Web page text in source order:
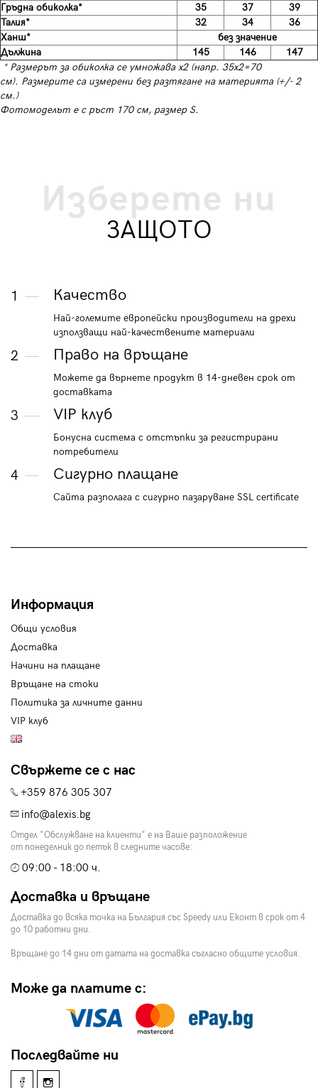
Гръдна обиколка*
35 37
39
Талия*
32 34
36
Ханш*
без значение
Дължина
145 146
147
* Размерът за обиколка се умножава х2 (напр. 35х2=70
см). Размерите са измерени без разтягане на материята (+/- 2
см.)
Фотомоделът е с ръст 170 см, размер S.
Изберете ни
ЗАЩОТО
1 Качество
Най-големите европейски производители на дрехи
използващи най-качествените материали
2 Право на връщане
Можете да върнете продукт в 14-дневен срок от
доставката
3 VIP клуб
Бонусна система с отстъпки за регистрирани
потребители
4 Сигурно плащане
Сайта разполага с сигурно пазаруване SSL certificate
Информация
Общи условия
Доставка
Начини на плащане
Връщане на стоки
Политика за личните данни
VIP клуб
Свържете се с нас
+359 876 305 307
info@alexis.bg
Отдел "Обслужване на клиенти" е на Ваше разположение
от понеделник до петък в следните часове:
09:00 - 18:00 ч.
Доставка и връщане
Доставка до всяка точка на България със Speedy или Еконт в срок от 4
до 10 работни дни.
Връщане до 14 дни от датата на доставка съгласно общите условия.
Може да платите с:
Последвайте ни